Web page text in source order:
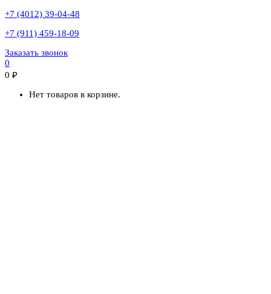
+7 (4012) 39-04-48
+7 (911) 459-18-09
Заказать звонок
0
0 ₽
Нет товаров в корзине.